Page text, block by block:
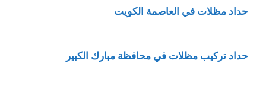
حداد مظلات في العاصمة الكويت
حداد تركيب مظلات في محافظة مبارك الكبير